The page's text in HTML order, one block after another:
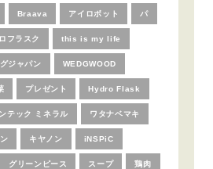
Braava アイロボット パ
フラスク this is my life
ジャパン WEDGWOOD
プレゼント Hydro Flask
テック ミネラル ワタナベマキ
キヤノン iNSPiC
グリーンピース スープ 鶏肉